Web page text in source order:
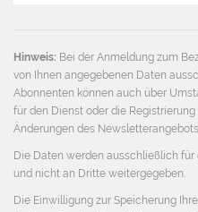
Hinweis: Bei der Anmeldung zum
von Ihnen angegebenen Daten
Abonnenten können auch über
für den Dienst oder die
Änderungen des
Die Daten werden ausschließlich
und nicht an Dritte weitergegeben.
Die Einwilligung zur Speicherung